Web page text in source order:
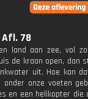
Afl. 78
land aan zee, vol
de kraan open, dan
uit. Hoe kan
onze voeten
en een helikopter die